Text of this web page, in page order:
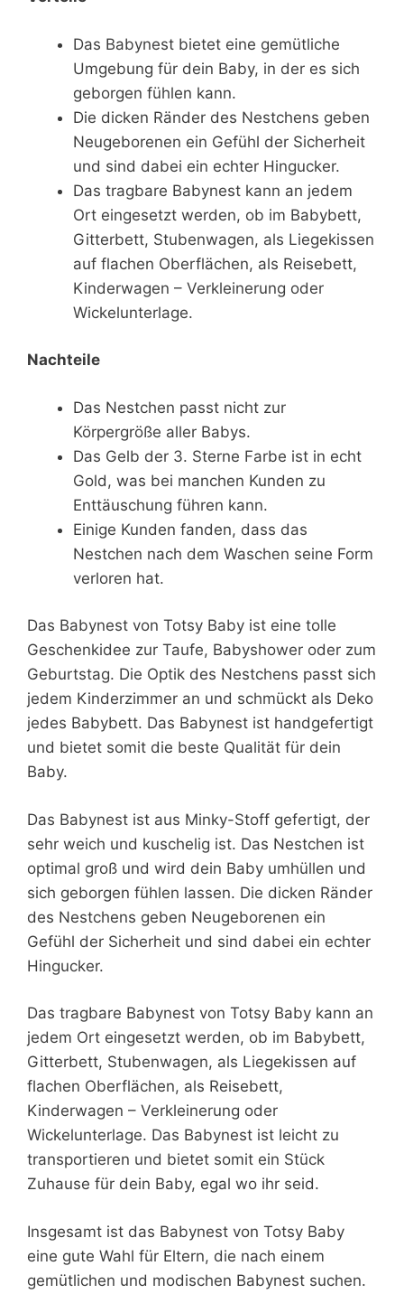
Das Babynest bietet eine gemütliche
Umgebung für dein Baby, in der es sich
geborgen fühlen kann.
Die dicken Ränder des Nestchens geben
Neugeborenen ein Gefühl der Sicherheit
und sind dabei ein echter Hingucker.
Das tragbare Babynest kann an jedem
Ort eingesetzt werden, ob im Babybett,
Gitterbett, Stubenwagen, als Liegekissen
auf flachen Oberflächen, als Reisebett,
Kinderwagen – Verkleinerung oder
Wickelunterlage.
Nachteile
Das Nestchen passt nicht zur
Körpergröße aller Babys.
Das Gelb der 3. Sterne Farbe ist in echt
Gold, was bei manchen Kunden zu
Enttäuschung führen kann.
Einige Kunden fanden, dass das
Nestchen nach dem Waschen seine Form
verloren hat.
Das Babynest von Totsy Baby ist eine tolle
Geschenkidee zur Taufe, Babyshower oder zum
Geburtstag. Die Optik des Nestchens passt sich
jedem Kinderzimmer an und schmückt als Deko
jedes Babybett. Das Babynest ist handgefertigt
und bietet somit die beste Qualität für dein
Baby.
Das Babynest ist aus Minky-Stoff gefertigt, der
sehr weich und kuschelig ist. Das Nestchen ist
optimal groß und wird dein Baby umhüllen und
sich geborgen fühlen lassen. Die dicken Ränder
des Nestchens geben Neugeborenen ein
Gefühl der Sicherheit und sind dabei ein echter
Hingucker.
Das tragbare Babynest von Totsy Baby kann an
jedem Ort eingesetzt werden, ob im Babybett,
Gitterbett, Stubenwagen, als Liegekissen auf
flachen Oberflächen, als Reisebett,
Kinderwagen – Verkleinerung oder
Wickelunterlage. Das Babynest ist leicht zu
transportieren und bietet somit ein Stück
Zuhause für dein Baby, egal wo ihr seid.
Insgesamt ist das Babynest von Totsy Baby
eine gute Wahl für Eltern, die nach einem
gemütlichen und modischen Babynest suchen.